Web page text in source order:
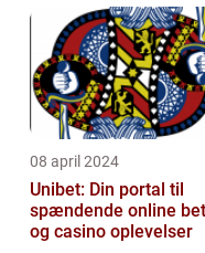
08 april 2024
Unibet: Din portal til
spændende online
og casino oplevelser